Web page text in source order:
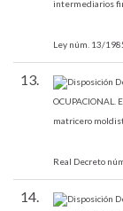
intermediarios
Ley núm. 13/
13.
OCUPACIONAL.
matricero
Real Decreto
14.